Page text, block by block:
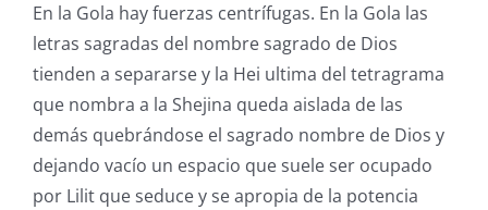
En la Gola hay fuerzas centrífugas. En la Gola las
letras sagradas del nombre sagrado de Dios
tienden a separarse y la Hei ultima del tetragrama
que nombra a la Shejina queda aislada de las
demás quebrándose el sagrado nombre de Dios y
dejando vacío un espacio que suele ser ocupado
por Lilit que seduce y se apropia de la potencia